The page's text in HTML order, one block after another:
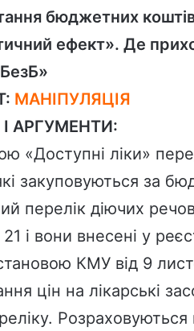
бюджетних
ефект». Де
МАНІПУЛЯЦІЯ
АРГУМЕНТИ:
«Доступні ліки»
закуповуються за
перелік діючих
21 і вони внесені у
КМУ від 9
цін на лікарські